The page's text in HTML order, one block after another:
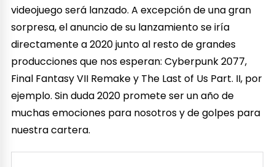
videojuego será lanzado. A excepción de una gran
sorpresa, el anuncio de su lanzamiento se iría
directamente a 2020 junto al resto de grandes
producciones que nos esperan: Cyberpunk 2077,
Final Fantasy VII Remake y The Last of Us Part. II, por
ejemplo. Sin duda 2020 promete ser un año de
muchas emociones para nosotros y de golpes para
nuestra cartera.